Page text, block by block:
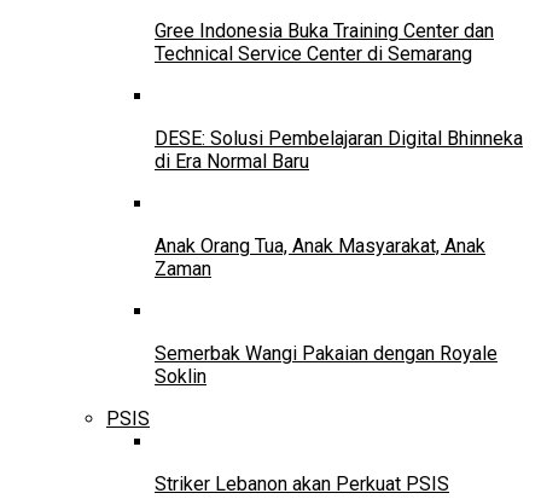
Gree Indonesia Buka Training Center dan
Technical Service Center di Semarang
DESE: Solusi Pembelajaran Digital Bhinneka
di Era Normal Baru
Anak Orang Tua, Anak Masyarakat, Anak
Zaman
Semerbak Wangi Pakaian dengan Royale
Soklin
PSIS
Striker Lebanon akan Perkuat PSIS